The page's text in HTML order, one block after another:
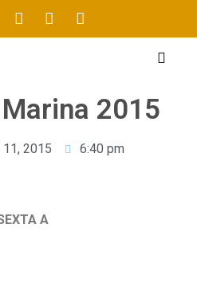
2015
11, 2015 6:40 pm
A